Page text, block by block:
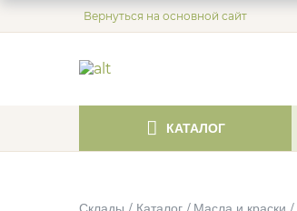
Вернуться на основной сайт
КАТАЛОГ